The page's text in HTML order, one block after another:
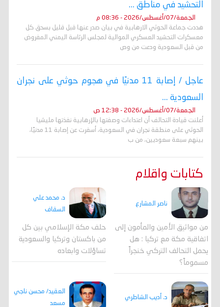
التحشيد في مناطق ...
الجمعة/07/أغسطس/2026 - 08:36 م
هددت جماعة الحوثي الارهابية في بيان صدر عنها قبل قليل بسحق كل
معسكرات التحشيد العسكري الموالية لمجلس الرئاسة اليمني المفروض
من قبل السعودية ودعت من وص
عاجل / إصابة 11 مدنيًا في هجوم حوثي على نجران
السعودية ...
الجمعة/07/أغسطس/2026 - 12:38 ص
أعلنت قيادة التحالف أن اعتداءات وصفتها بالإرهابية نفذتها مليشيا
الحوثي على منطقة نجران في السعودية، أسفرت عن إصابة 11 مدنيًا،
بينهم سبعة سعوديين، من ب
كتابات واقلام
ناصر المشارع
من مواثيق الأمين والمأمون إلى
اتفاقية مكة مع تركيا : هل
يحمل التحالف التركي خنجراً
مسموماً؟
د. محمد علي
السقاف
حلف مكة الإسلامي بين كل
من باكستان وتركيا والسعودية
تساؤلات وابعاده
د. أديب الشاطري
العقيد/ محسن ناجي
مسعد